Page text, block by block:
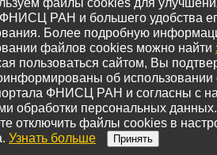
файлы cookies для
РАН и большего удобства
Более подробную
файлов cookies можно найти
пользоваться сайтом, Вы
об
ФНИСЦ РАН и согласны с
обработки персональных данных.
отключить файлы cookies в
Узнать больше Принять